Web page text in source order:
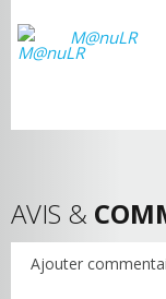
M@nuLR
AVIS &
Ajouter